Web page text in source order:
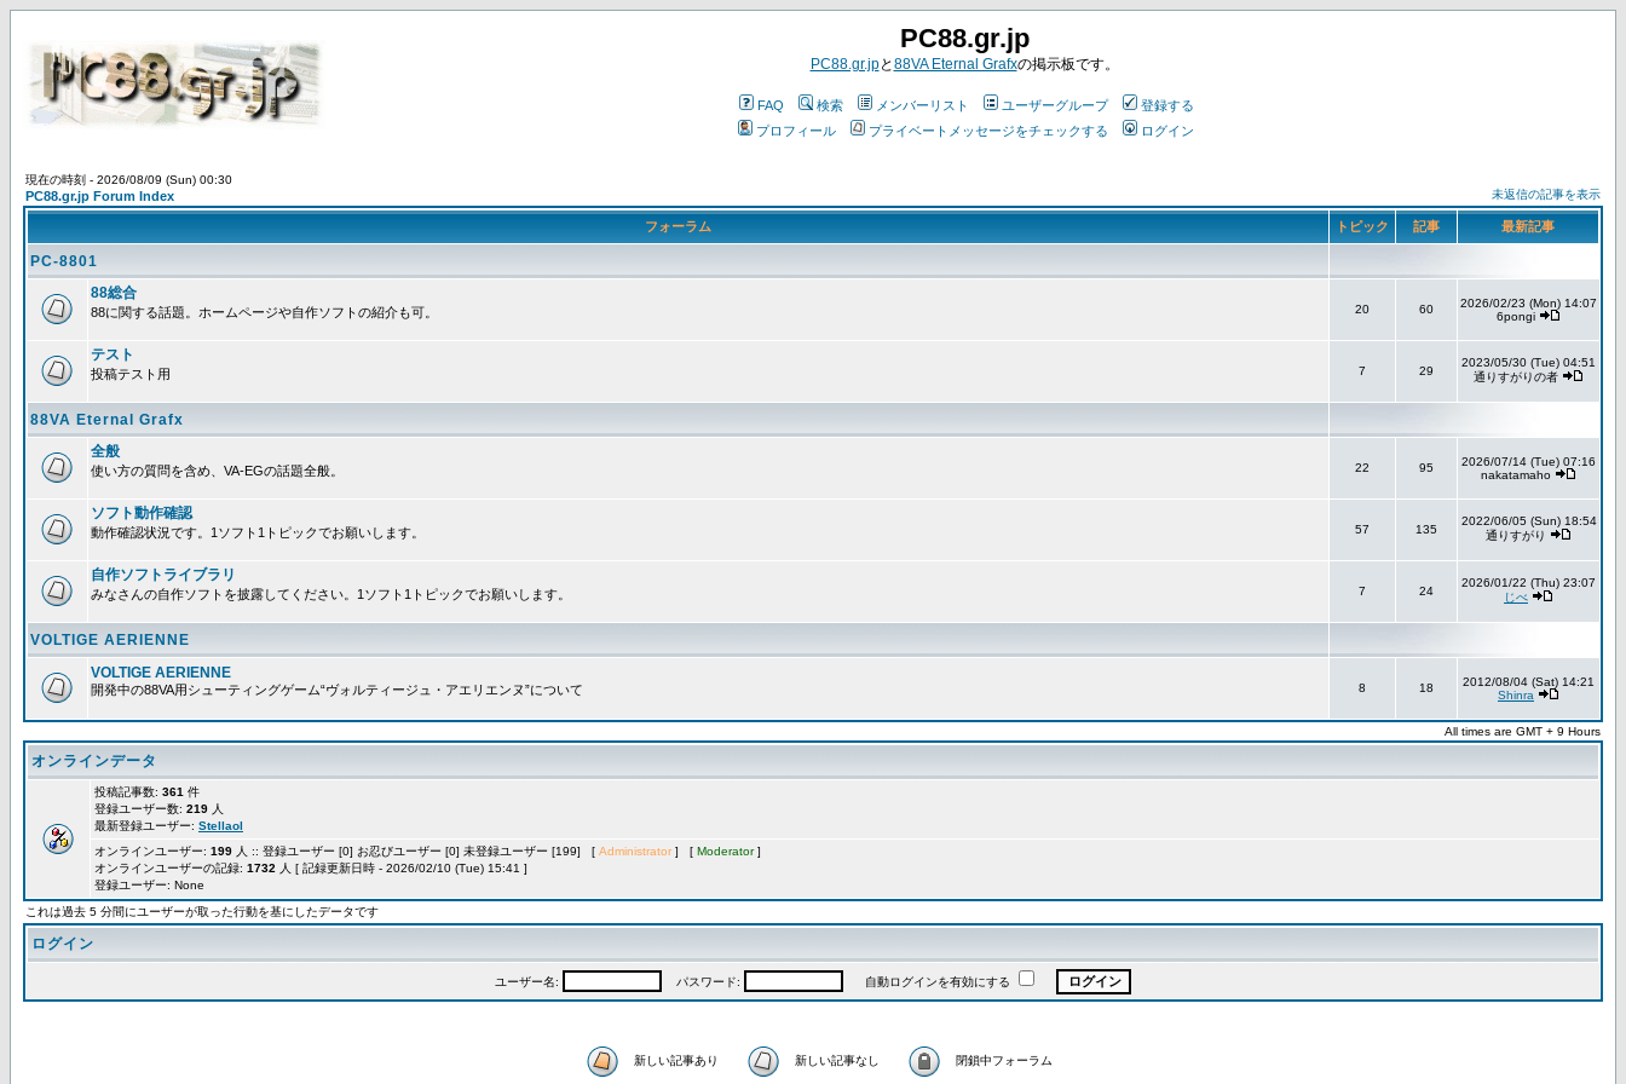
PC88.gr.jp
PC88.gr.jpと88VA Eternal Grafxの掲示板です。
FAQ 検索 メンバーリスト ユーザーグループ
登録する
プロフィール
プライベートメッセージをチェックする ログイン
現在の時刻 - 2026/08/09 (Sun) 00:30
PC88.gr.jp Forum Index 未返信の記事を表示
フォーラム トピック 記事 最新記事
PC-8801
88総合
88に関する話題。ホームページや自作ソフトの紹介も可。 20 60
2026/02/23 (Mon) 14:07
6pongi
テスト
投稿テスト用 7 29
2023/05/30 (Tue) 04:51
通りすがりの者
88VA Eternal Grafx
全般
使い方の質問を含め、VA-EGの話題全般。 22 95
2026/07/14 (Tue) 07:16
nakatamaho
ソフト動作確認
動作確認状況です。1ソフト1トピックでお願いします。 57 135
2022/06/05 (Sun) 18:54
通りすがり
自作ソフトライブラリ
みなさんの自作ソフトを披露してください。1ソフト1トピックでお願いします。 7 24
2026/01/22 (Thu) 23:07
じべ
VOLTIGE AERIENNE
VOLTIGE AERIENNE
開発中の88VA用シューティングゲーム“ヴォルティージュ・アエリエンヌ”について 8 18
2012/08/04 (Sat) 14:21
Shinra
All times are GMT + 9 Hours
オンラインデータ
投稿記事数: 361 件
登録ユーザー数: 219 人
最新登録ユーザー: Stellaol
オンラインユーザー: 199 人 :: 登録ユーザー [0] お忍びユーザー [0] 未登録ユーザー [199] [ Administrator ] [ Moderator]
オンラインユーザーの記録: 1732 人 [ 記録更新日時 - 2026/02/10 (Tue) 15:41 ]
登録ユーザー: None
これは過去 5 分間にユーザーが取った行動を基にしたデータです
ログイン
ユーザー名: パスワード: 自動ログインを有効にする
新しい記事あり 新しい記事なし 閉鎖中フォーラム